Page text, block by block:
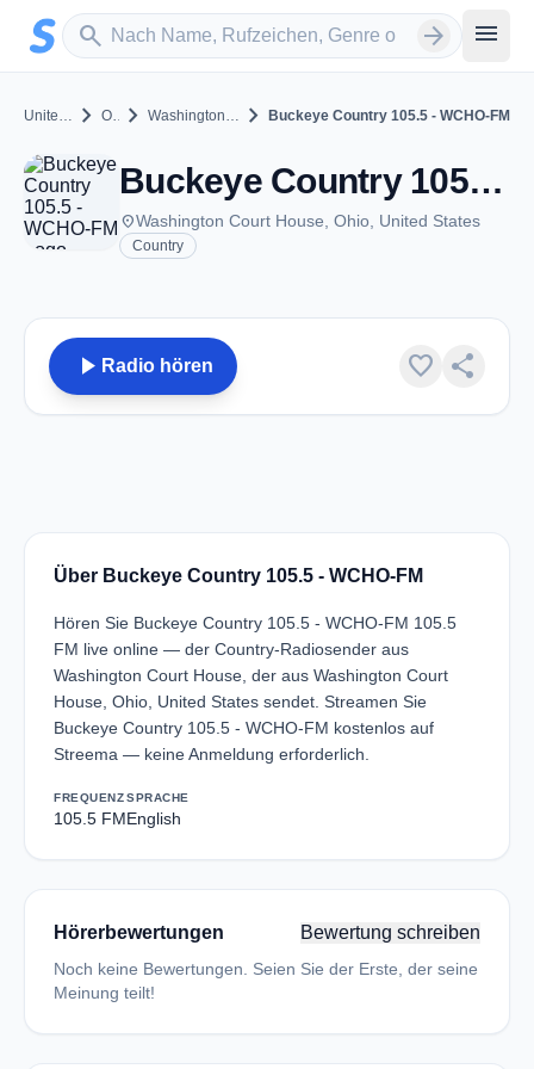
Zum Hauptinhalt springen
search
Sender suchen arrow_forward menu
United States chevron_right Ohiochevron_right Washington Court House chevron_right Buckeye Country 105.5 - WCHO-FM
Buckeye Country 105.5 - WCHO-FM - FM 105.5 - Washington Court House, OH
placeWashington Court House, Ohio, United States
Country
play_arrow Radio hören favorite share
Über Buckeye Country 105.5 - WCHO-FM
Hören Sie Buckeye Country 105.5 - WCHO-FM 105.5
FM live online — der Country-Radiosender aus
Washington Court House, der aus Washington Court
House, Ohio, United States sendet. Streamen Sie
Buckeye Country 105.5 - WCHO-FM kostenlos auf
Streema — keine Anmeldung erforderlich.
FREQUENZ
105.5 FM
SPRACHE
English
Hörerbewertungen Bewertung schreiben
Noch keine Bewertungen. Seien Sie der Erste, der seine
Meinung teilt!